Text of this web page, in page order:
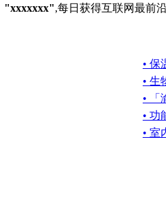
"xxxxxxx",每日获得互联网最前
• 保
• 生
• 「
• 功
• 室